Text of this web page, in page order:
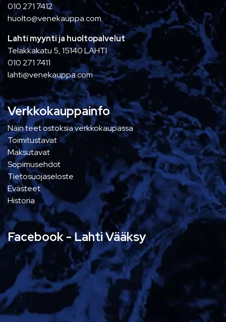
010 271 7412
huolto@venekauppa.com
Lahti myynti ja huoltopalvelut
Telakkakatu 5, 15140 LAHTI
010 271 7411
lahti@venekauppa.com
Verkkokauppainfo
Näin teet ostoksia verkkokaupassa
Toimitustavat
Maksutavat
Sopimusehdot
Tietosuojaseloste
Evästeet
Historia
Facebook - Lahti Vääksy